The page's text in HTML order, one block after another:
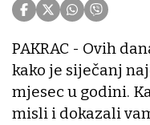
PAKRAC - Ovih
kako je siječanj
mjesec u godini.
misli i dokazali